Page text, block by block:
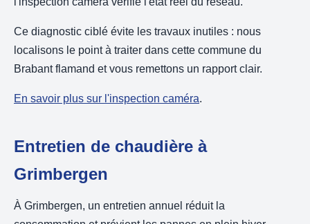
Ce diagnostic ciblé évite les travaux inutiles : nous
localisons le point à traiter dans cette commune du
Brabant flamand et vous remettons un rapport clair.
En savoir plus sur l'inspection caméra.
Entretien de chaudière à
Grimbergen
À Grimbergen, un entretien annuel réduit la